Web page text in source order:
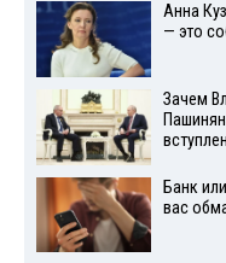
Анна
— это
Зачем
Банк
вас